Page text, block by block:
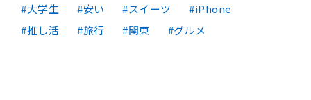
大学生
安い スイーツ
iPhone
推し活
旅行 関東 グルメ